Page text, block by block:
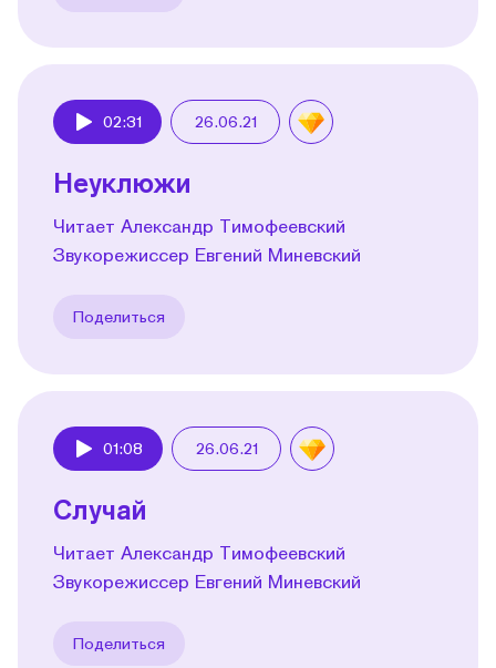
02:31 26.06.21
Неуклюжи
Читает Александр Тимофеевский
Звукорежиссер Евгений Миневский
Поделиться
01:08 26.06.21
Случай
Читает Александр Тимофеевский
Звукорежиссер Евгений Миневский
Поделиться